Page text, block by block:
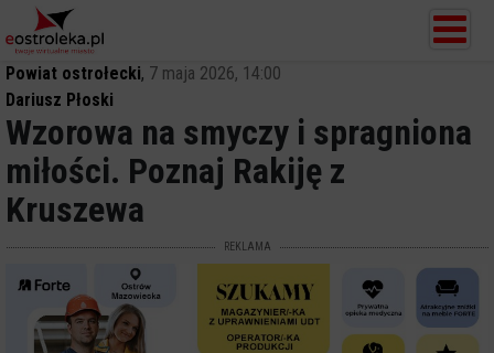
Powiat ostrołecki, 7 maja 2026, 14:00
Dariusz Płoski
Wzorowa na smyczy i spragniona
miłości. Poznaj Rakiję z
Kruszewa
REKLAMA